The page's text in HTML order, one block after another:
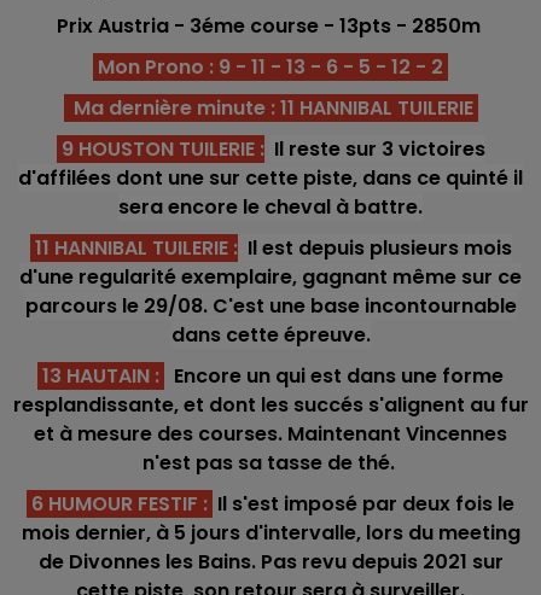
Prix Austria - 3éme course - 13pts - 2850m
Mon Prono : 9 - 11 - 13 - 6 - 5 - 12 - 2
Ma dernière minute : 11 HANNIBAL TUILERIE
9 HOUSTON TUILERIE : Il reste sur 3 victoires
d'affilées dont une sur cette piste, dans ce quinté il
sera encore le cheval à battre.
11 HANNIBAL TUILERIE : Il est depuis plusieurs mois
d'une regularité exemplaire, gagnant même sur ce
parcours le 29/08. C'est une base incontournable
dans cette épreuve.
13 HAUTAIN : Encore un qui est dans une forme
resplandissante, et dont les succés s'alignent au fur
et à mesure des courses. Maintenant Vincennes
n'est pas sa tasse de thé.
6 HUMOUR FESTIF : Il s'est imposé par deux fois le
mois dernier, à 5 jours d'intervalle, lors du meeting
de Divonnes les Bains. Pas revu depuis 2021 sur